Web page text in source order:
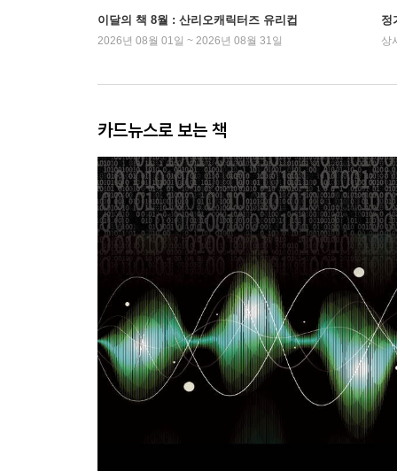
이달의 책 8월 : 산리오캐릭터즈 유리컵
2026년 08월 01일 ~ 2026년 08월 31일
정
상
카드뉴스로 보는 책